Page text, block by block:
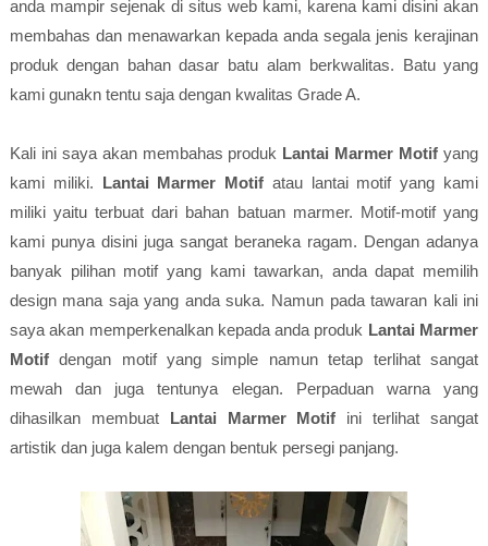
anda mampir sejenak di situs web kami, karena kami disini akan
membahas dan menawarkan kepada anda segala jenis kerajinan
produk dengan bahan dasar batu alam berkwalitas. Batu yang
kami gunakn tentu saja dengan kwalitas Grade A.
Kali ini saya akan membahas produk Lantai Marmer Motif yang
kami miliki. Lantai Marmer Motif atau lantai motif yang kami
miliki yaitu terbuat dari bahan batuan marmer. Motif-motif yang
kami punya disini juga sangat beraneka ragam. Dengan adanya
banyak pilihan motif yang kami tawarkan, anda dapat memilih
design mana saja yang anda suka. Namun pada tawaran kali ini
saya akan memperkenalkan kepada anda produk Lantai Marmer
Motifdengan motif yang simple namun tetap terlihat sangat
mewah dan juga tentunya elegan. Perpaduan warna yang
dihasilkan membuat Lantai Marmer Motif ini terlihat sangat
artistik dan juga kalem dengan bentuk persegi panjang.